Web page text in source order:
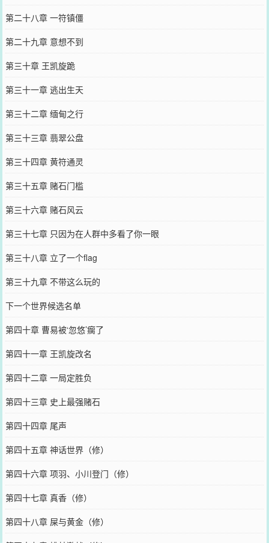
第二十八章 一符镇僵
第二十九章 意想不到
第三十章 王凯旋跪
第三十一章 逃出生天
第三十二章 缅甸之行
第三十三章 翡翠公盘
第三十四章 黄符通灵
第三十五章 赌石门槛
第三十六章 赌石风云
第三十七章 只因为在人群中多看了你一眼
第三十八章 立了一个flag
第三十九章 不带这么玩的
下一个世界候选名单
第四十章 曹易被‘忽悠’瘸了
第四十一章 王凯旋改名
第四十二章 一局定胜负
第四十三章 史上最强赌石
第四十四章 尾声
第四十五章 神话世界（修）
第四十六章 项羽、小川登门（修）
第四十七章 真香（修）
第四十八章 屎与黄金（修）